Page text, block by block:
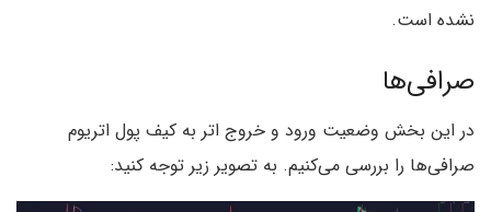
نشده است.
صرافی‌ها
در این بخش وضعیت ورود و خروج اتر به کیف پول اتریوم
صرافی‌ها را بررسی می‌کنیم. به تصویر زیر توجه کنید: